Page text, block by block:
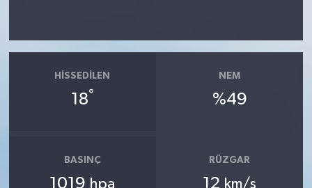
HISSEDILEN
18°
NEM
%49
BASINÇ
1019 hpa
RÜZGAR
12 km/s